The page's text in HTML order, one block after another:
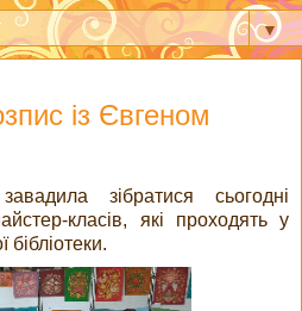
▼
із Євгеном
зібратися сьогодні
класів, які проходять у
бібліотеки.